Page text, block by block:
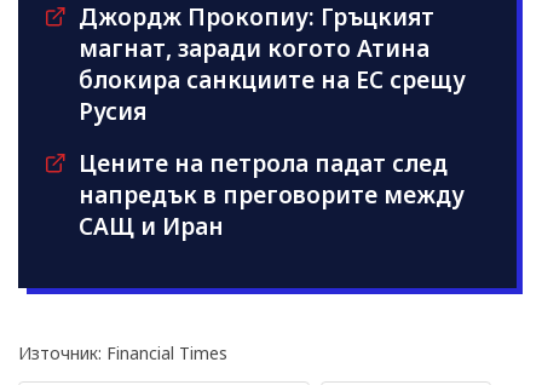
Джордж Прокопиу: Гръцкият
магнат, заради когото Атина
блокира санкциите на ЕС срещу
Русия
Цените на петрола падат след
напредък в преговорите между
САЩ и Иран
Източник: Financial Times